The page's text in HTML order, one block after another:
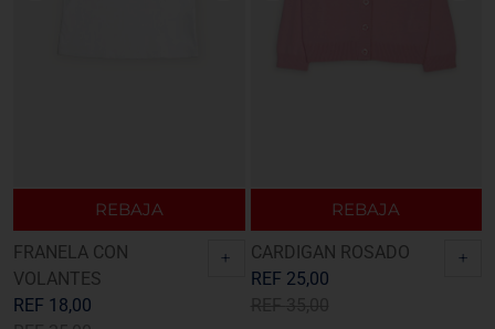
REBAJA
FRANELA CON
VOLANTES
REF 18,00
+
REBAJA
CARDIGAN ROSADO
REF 25,00
+